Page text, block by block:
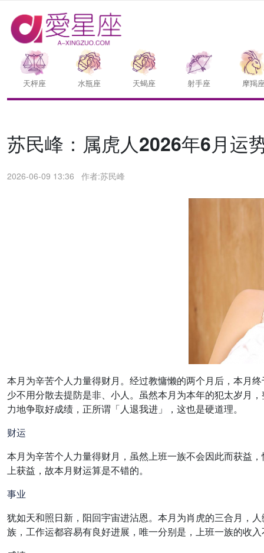
天枰座 水瓶座 天蝎座 射手座 摩羯
苏民峰：属虎人2026年6月运
2026-06-09 13:36 作者:苏民峰
本月为辛苦个人力量得财月。经过教慵懒的两个月后，本月
少不用分散去提防是非、小人。虽然本月为本年的犯太岁月
力地争取好成绩，正所谓「人退我进」，这也是硬道理。
财运
本月为辛苦个人力量得财月，虽然上班一族不会因此而获益
上获益，故本月财运算是不错的。
事业
犹如天和照日新，阳回宇宙进沾恩。本月为肖虎的三合月，
族，工作运都容易有良好进展，唯一分别是，上班一族的收